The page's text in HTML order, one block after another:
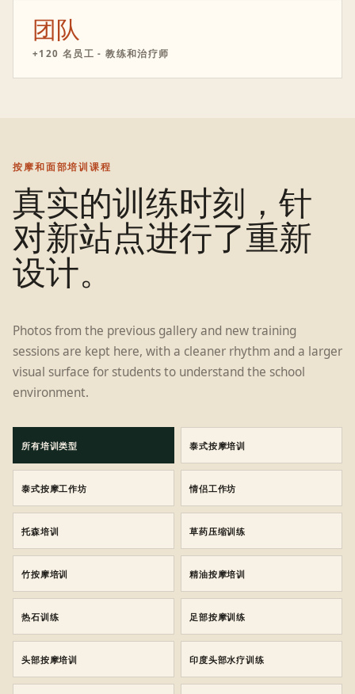
团队
+120 名员工 - 教练和治疗师
按摩和面部培训课程
真实的训练时刻，针
对新站点进行了重新
设计。
Photos from the previous gallery and new training
sessions are kept here, with a cleaner rhythm and a larger
visual surface for studentsto understand the school
environment.
所有培训类型 泰式按摩培训
泰式按摩工作坊 情侣工作坊
托森培训 草药压缩训练
竹按摩培训 精油按摩培训
热石训练 足部按摩训练
头部按摩培训 印度头部水疗训练